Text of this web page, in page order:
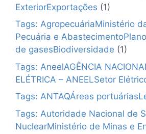
ExteriorExportações (1)
Tags: AgropecuáriaMinistério
Pecuária e
de gasesBiodiversidade (1)
Tags: AneelAGÊNCIA
ELÉTRICA – ANEELSetor
Tags: ANTAQÁreas
Tags: Autoridade Nacional de
NuclearMinistério de Minas e